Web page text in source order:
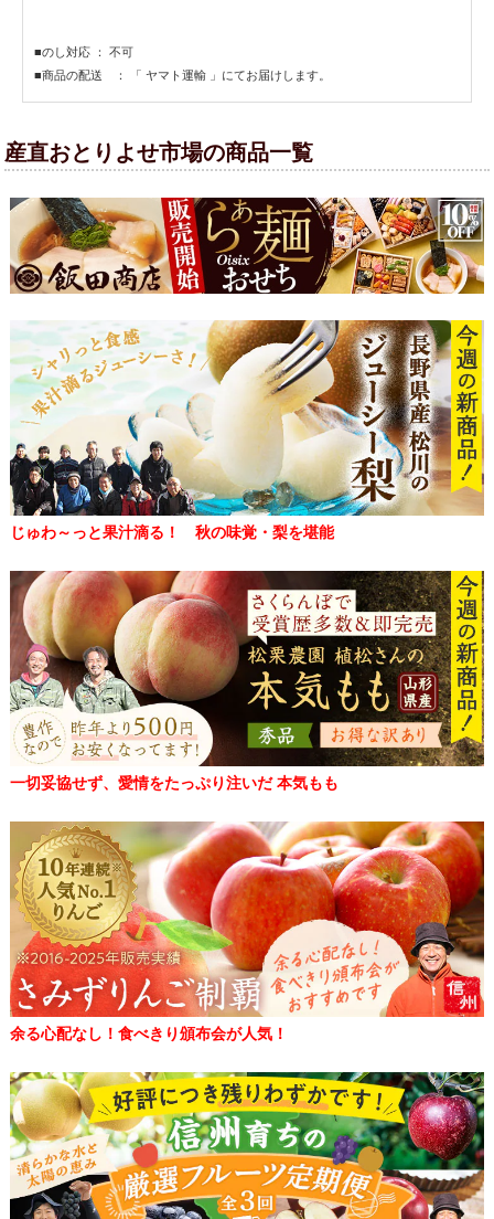
■のし対応 ： 不可
■商品の配送 ： 「 ヤマト運輸 」にてお届けします。
産直おとりよせ市場の商品一覧
じゅわ～っと果汁滴る！ 秋の味覚・梨を堪能
一切妥協せず、愛情をたっぷり注いだ 本気もも
余る心配なし！食べきり頒布会が人気！